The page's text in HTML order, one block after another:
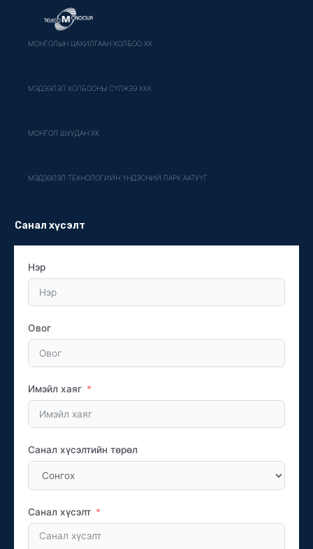
МОНГОЛЫН ЦАХИЛГААН ХОЛБОО ХК
МЭДЭЭЛЭЛ ХОЛБООНЫ СҮЛЖЭЭ ХХК
МОНГОЛ ШУУДАН ХК
МЭДЭЭЛЭЛ ТЕХНОЛОГИЙН ҮНДЭСНИЙ ПАРК ААТУҮГ
Санал хүсэлт
Нэр
Овог
Имэйл хаяг
Санал хүсэлтийн төрөл
Санал хүсэлт